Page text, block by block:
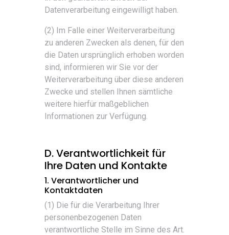
Datenverarbeitung eingewilligt haben.
(2) Im Falle einer Weiterverarbeitung
zu anderen Zwecken als denen, für den
die Daten ursprünglich erhoben worden
sind, informieren wir Sie vor der
Weiterverarbeitung über diese anderen
Zwecke und stellen Ihnen sämtliche
weitere hierfür maßgeblichen
Informationen zur Verfügung.
D. Verantwortlichkeit für
Ihre Daten und Kontakte
1. Verantwortlicher und
Kontaktdaten
(1) Die für die Verarbeitung Ihrer
personenbezogenen Daten
verantwortliche Stelle im Sinne des Art.